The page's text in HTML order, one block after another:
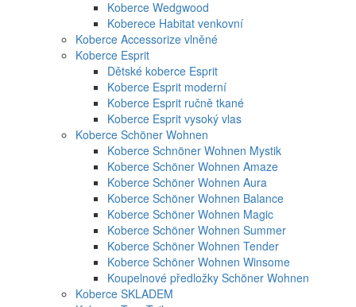
Koberce Wedgwood
Koberece Habitat venkovní
Koberce Accessorize vlněné
Koberce Esprit
Dětské koberce Esprit
Koberce Esprit moderní
Koberce Esprit ručně tkané
Koberce Esprit vysoký vlas
Koberce Schöner Wohnen
Koberce Schnöner Wohnen Mystik
Koberce Schöner Wohnen Amaze
Koberce Schöner Wohnen Aura
Koberce Schöner Wohnen Balance
Koberce Schöner Wohnen Magic
Koberce Schöner Wohnen Summer
Koberce Schöner Wohnen Tender
Koberce Schöner Wohnen Winsome
Koupelnové předložky Schöner Wohnen
Koberce SKLADEM